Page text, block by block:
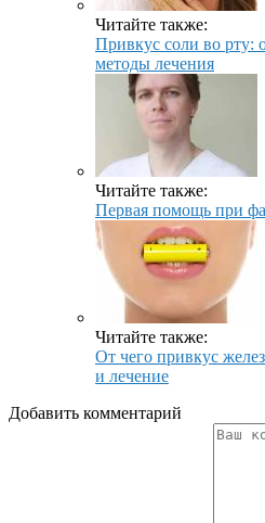
Читайте также:
Привкус соли во рту:
методы лечения
Читайте также:
Первая помощь при
Читайте также:
От чего привкус
и лечение
Добавить комментарий